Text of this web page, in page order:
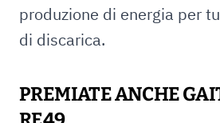
produzione di energia per
di discarica.
PREMIATE ANCHE